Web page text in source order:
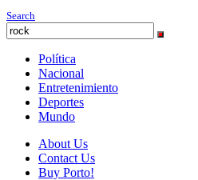
Search
Política
Nacional
Entretenimiento
Deportes
Mundo
About Us
Contact Us
Buy Porto!